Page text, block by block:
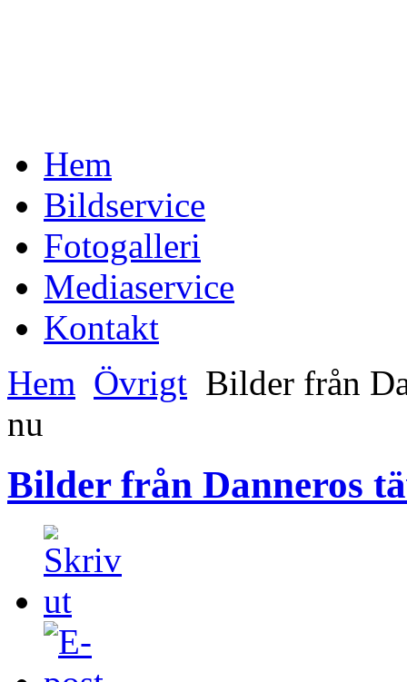
Hem
Bildservice
Fotogalleri
Mediaservice
Kontakt
Hem Övrigt Bilder från
nu
Bilder från Danneros